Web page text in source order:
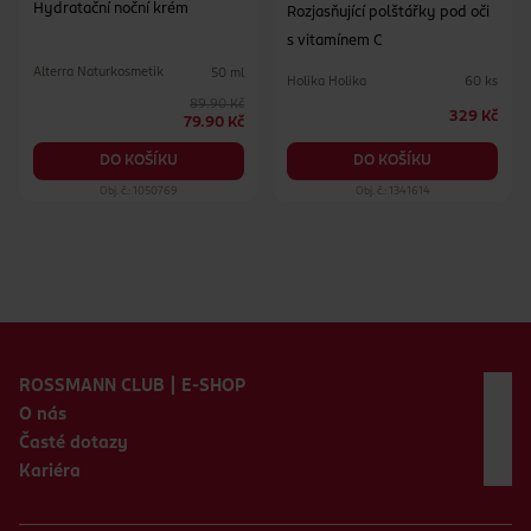
Hydratační noční krém
Alterra Naturkosmetik 50 ml
89.90 Kč
79.90 Kč
DO KOŠÍKU
Obj. č.: 1050769
Rozjasňující polštářky pod oči
s vitamínem C
Holika Holika 60 ks
329 Kč
DO KOŠÍKU
Obj. č.: 1341614
ROSSMANN CLUB | E-SHOP
O nás
Časté dotazy
Kariéra